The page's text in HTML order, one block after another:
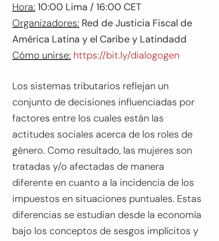
Hora: 10:00 Lima / 16:00 CET
Organizadores: Red de Justicia Fiscal de
América Latina y el Caribe y Latindadd
Cómo unirse: https://bit.ly/dialogogen
Los sistemas tributarios reflejan un
conjunto de decisiones influenciadas por
factores entre los cuales están las
actitudes sociales acerca de los roles de
género. Como resultado, las mujeres son
tratadas y/o afectadas de manera
diferente en cuanto a la incidencia de los
impuestos en situaciones puntuales. Estas
diferencias se estudian desde la economía
bajo los conceptos de sesgos implícitos y